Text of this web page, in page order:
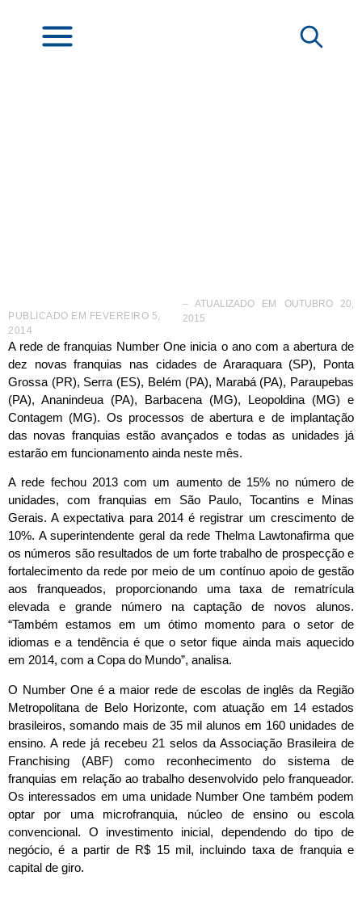
PUBLICADO EM FEVEREIRO 5,
2014
– ATUALIZADO EM OUTUBRO 20,
2015
A rede de franquias Number One inicia o ano com a abertura de
dez novas franquias nas cidades de Araraquara (SP), Ponta
Grossa (PR), Serra (ES), Belém (PA), Marabá (PA), Paraupebas
(PA), Ananindeua (PA), Barbacena (MG), Leopoldina (MG) e
Contagem (MG). Os processos de abertura e de implantação
das novas franquias estão avançados e todas as unidades já
estarão em funcionamento ainda neste mês.
A rede fechou 2013 com um aumento de 15% no número de
unidades, com franquias em São Paulo, Tocantins e Minas
Gerais. A expectativa para 2014 é registrar um crescimento de
10%. A superintendente geral da rede Thelma Lawtonafirma que
os números são resultados de um forte trabalho de prospecção e
fortalecimento da rede por meio de um contínuo apoio de gestão
aos franqueados, proporcionando uma taxa de rematrícula
elevada e grande número na captação de novos alunos.
“Também estamos em um ótimo momento para o setor de
idiomas e a tendência é que o setor fique ainda mais aquecido
em 2014, com a Copa do Mundo”, analisa.
O Number One é a maior rede de escolas de inglês da Região
Metropolitana de Belo Horizonte, com atuação em 14 estados
brasileiros, somando mais de 35 mil alunos em 160 unidades de
ensino. A rede já recebeu 21 selos da Associação Brasileira de
Franchising (ABF) como reconhecimento do sistema de
franquias em relação ao trabalho desenvolvido pelo franqueador.
Os interessados em uma unidade Number One também podem
optar por uma microfranquia, núcleo de ensino ou escola
convencional. O investimento inicial, dependendo do tipo de
negócio, é a partir de R$ 15 mil, incluindo taxa de franquia e
capital de giro.